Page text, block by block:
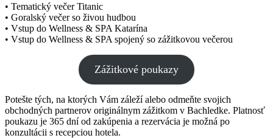
• Tematický večer Titanic
• Goralský večer so živou hudbou
• Vstup do Wellness & SPA Katarína
• Vstup do Wellness & SPA spojený so zážitkovou večerou
Zážitkové poukazy
Potešte tých, na ktorých Vám záleží alebo odmeňte svojich
obchodných partnerov originálnym zážitkom v Bachledke. Platnosť
poukazu je 365 dní od zakúpenia a rezervácia je možná po
konzultácii s recepciou hotela.